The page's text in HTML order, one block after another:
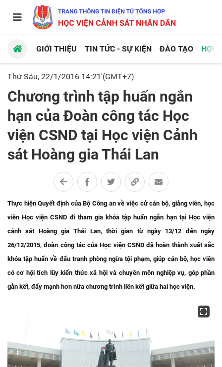
GIỚI THIỆU TIN TỨC - SỰ KIỆN ĐÀO TẠO HỢP
Thứ Sáu, 22/1/2016 14:21'(GMT+7)
Chương trình tập huấn ngắn
hạn của Đoàn công tác Học
viện CSND tại Học viện Cảnh
sát Hoàng gia Thái Lan
Thực hiện Quyết định của Bộ Công an về việc cử cán bộ, giảng viên, học
viên Học viện CSND đi tham gia khóa tập huấn ngắn hạn tại Học viện
cảnh sát Hoàng gia Thái Lan, thời gian từ ngày 13/12 đến ngày
26/12/2015, đoàn công tác của Học viện CSND đã hoàn thành xuất sắc
khóa tập huấn về đấu tranh phòng ngừa tội phạm, giúp cán bộ, học viên
có cơ hội tích lũy kiến thức xã hội và chuyên môn nghiệp vụ, góp phần
gắn kết, đẩy mạnh hơn nữa chương trình liên kết giữa hai học viện.